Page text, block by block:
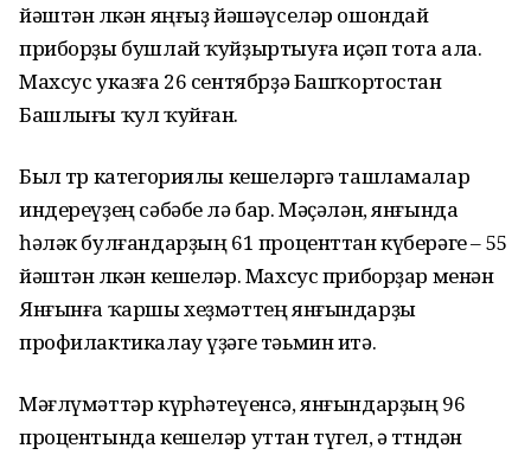
йәштән өлкән яңғыҙ йәшәүселәр ошондай
приборҙы бушлай ҡуйҙыртыуға иҫәп тота ала.
Махсус указға 26 сентябрҙә Башҡортостан
Башлығы ҡул ҡуйған.
Был төр категориялы кешеләргә ташламалар
индереүҙең сәбәбе лә бар. Мәҫәлән, янғында
һәләк булғандарҙың 61 проценттан күберәге – 55
йәштән өлкән кешеләр. Махсус приборҙар менән
Янғынға ҡаршы хеҙмәттең янғындарҙы
профилактикалау үҙәге тәьмин итә.
Мәғлүмәттәр күрһәтеүенсә, янғындарҙың 96
процентында кешеләр уттан түгел, ә төтөндән